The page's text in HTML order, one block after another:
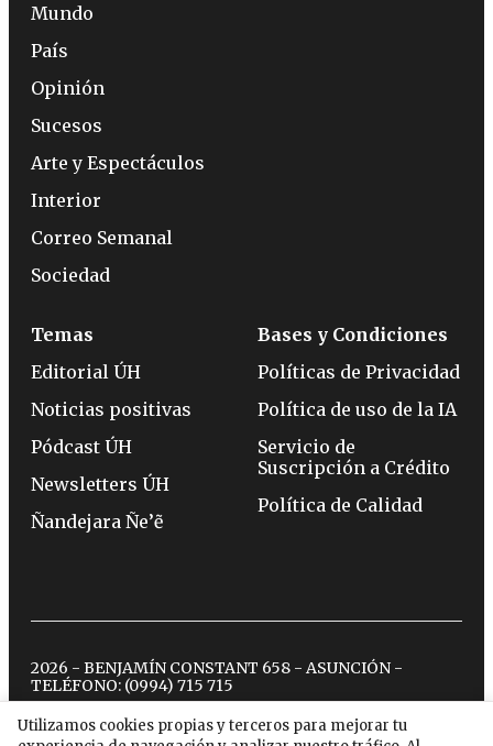
Utilizamos cookies propias y terceros para mejorar tu
Mundo
País
Opinión
Sucesos
Arte y Espectáculos
Interior
Correo Semanal
Sociedad
Temas
Editorial ÚH
Noticias positivas
Pódcast ÚH
Newsletters ÚH
Ñandejara Ñe’ẽ
Bases y Condiciones
Políticas de Privacidad
Política de uso de la IA
Servicio de
Suscripción a Crédito
Política de Calidad
2026 - BENJAMÍN CONSTANT 658 - ASUNCIÓN -
TELÉFONO: (0994) 715 715